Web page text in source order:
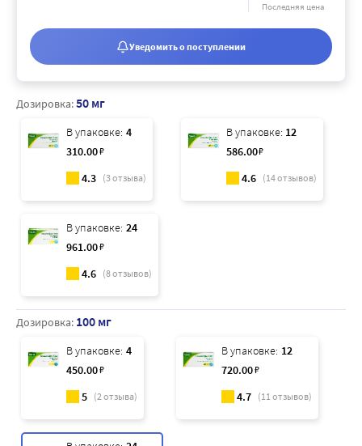
Дозировка:50 мг
В упаковке: 4
310.00₽
4.3 (3отзыва)
В упаковке: 12
586.00₽
4.6 (14отзывов)
В упаковке: 24
961.00₽
4.6 (8отзывов)
Дозировка: 100 мг
В упаковке: 4
450.00₽
5 (2отзыва)
В упаковке: 12
720.00₽
4.7 (11отзывов)
Последняя цена
Уведомить о поступлении